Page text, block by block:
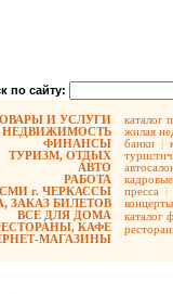
по сайту:
И УСЛУГИ
НЕДВИЖИМОСТЬ
ФИНАНСЫ
ТУРИЗМ, ОТДЫХ
АВТО
РАБОТА
СМИ г. ЧЕРКАССЫ
ЗАКАЗ БИЛЕТОВ
ВСЕ ДЛЯ ДОМА
КАФЕ
МАГАЗИНЫ
каталог
жилая
банки |
пресса |
концерты
каталог